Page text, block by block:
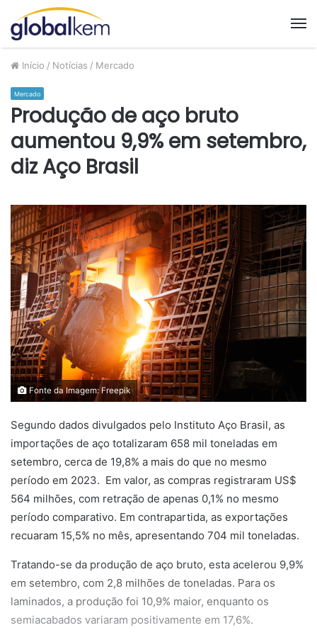
Início / Notícias / Mercado
Mercado
Produção de aço bruto
aumentou 9,9% em setembro,
diz Aço Brasil
Fonte da Imagem: Freepik
Segundo dados divulgados pelo Instituto Aço Brasil, as
importações de aço totalizaram 658 mil toneladas em
setembro, cerca de 19,8% a mais do que no mesmo
período em 2023. Em valor, as compras registraram US$
564 milhões, com retração de apenas 0,1% no mesmo
período comparativo. Em contrapartida, as exportações
recuaram 15,5% no mês, apresentando 704 mil toneladas.
Tratando-se da produção de aço bruto, esta acelerou 9,9%
em setembro, com 2,8 milhões de toneladas. Para os
laminados, a produção foi 10,9% maior, enquanto os
semiacabados variaram positivamente em 17,6%.